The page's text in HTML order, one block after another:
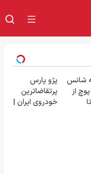
شانس
از
PS5 تا
پژو پارس
پرتقاضاترین
خودروی ایران |